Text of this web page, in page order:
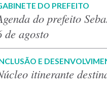
DO PREFEITO
do prefeito
de agosto
E
itinerante